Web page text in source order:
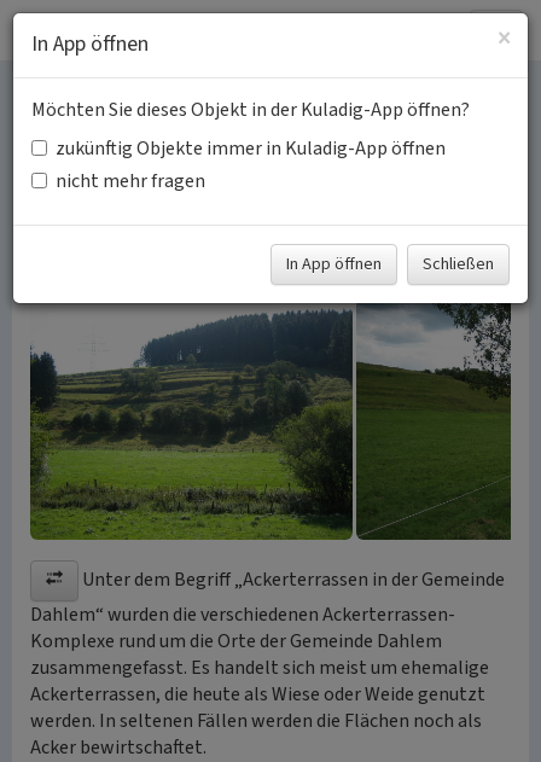
Ackerterrassen in der
Gemeinde Dahlem
Kulturlandschaftspflege, Naturschutz
Unter dem Begriff „Ackerterrassen in der Gemeinde
Dahlem“ wurden die verschiedenen Ackerterrassen-
Komplexe rund um die Orte der Gemeinde Dahlem
zusammengefasst. Es handelt sich meist um ehemalige
Ackerterrassen, die heute als Wiese oder Weide genutzt
werden. In seltenen Fällen werden die Flächen noch als
Acker bewirtschaftet.
×
In App öffnen
Möchten Sie dieses Objekt in der Kuladig-App öffnen?
zukünftig Objekte immer in Kuladig-App öffnen
nicht mehr fragen
In App öffnen Schließen